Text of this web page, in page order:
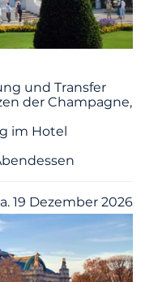
und Transfer
der Champagne,
im Hotel
19 Dezember 2026